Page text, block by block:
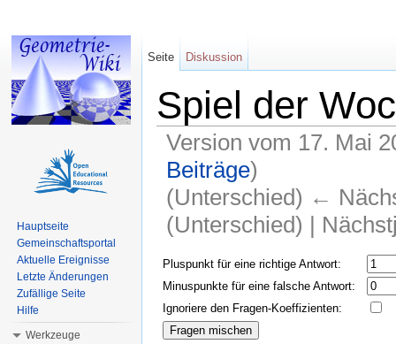
Spiel der
Version vom 17. Mai
Beiträge)
(Unterschied) ←
(Unterschied) |
Pluspunkt für eine richtige Antwort:
Minuspunkte für eine falsche Antwort:
Ignoriere den Fragen-Koeffizienten:
Seite Diskussion
Hauptseite
Gemeinschaftsportal
Aktuelle Ereignisse
Letzte Änderungen
Zufällige Seite
Hilfe
Werkzeuge